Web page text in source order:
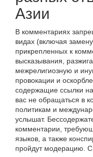
Азии
В комментариях
видах (включая
прикрепленных к
высказывания,
межрелигиозную и
провокации и
содержащие ссылки
вас не обращаться в
политикам и
услышат.
комментарии,
языков, а также
пройдут модерацию.